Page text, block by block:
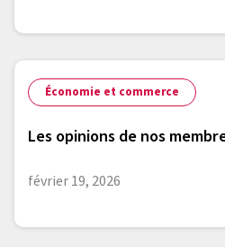
Économie et commerce
Les opinions de nos
février 19, 2026